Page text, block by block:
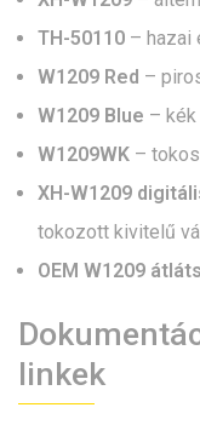
TH-50110 – hazai
W1209 Red –
W1209 Blue –
W1209WK –
XH-W1209
tokozott kivitelű
OEM W1209
linkek